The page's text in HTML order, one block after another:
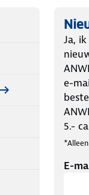
Ja,
e-
5.-
E-